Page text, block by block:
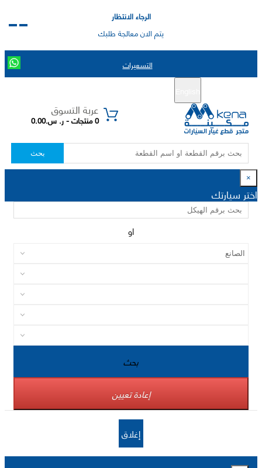
الرجاء الانتظار
يتم الان معالجة طلبك
التسعيرات
عربة التسوق
0 منتجات - ر. س.0.00
بحث
×
اختر سيارتك
او
بحث
إعادة تعيين
إغلاق